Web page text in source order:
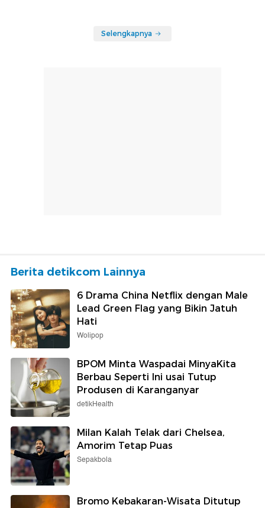
Selengkapnya
Berita detikcom Lainnya
6 Drama China Netflix dengan Male
Lead Green Flag yang Bikin Jatuh
Hati
Wolipop
BPOM Minta Waspadai MinyaKita
Berbau Seperti Ini usai Tutup
Produsen di Karanganyar
detikHealth
Milan Kalah Telak dari Chelsea,
Amorim Tetap Puas
Sepakbola
Bromo Kebakaran-Wisata Ditutup